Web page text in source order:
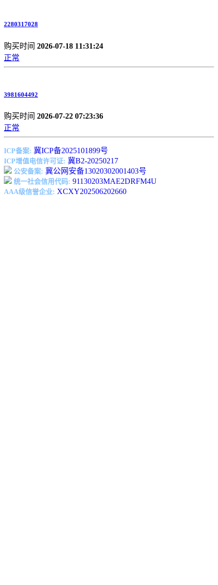
2280317028
购买时间 2026-07-18 11:31:24
正常
3981604492
购买时间 2026-07-22 07:23:36
正常
ICP备案: 冀ICP备2025101899号
ICP增值电信许可证: 冀B2-20250217
公安备案: 冀公网安备13020302001403号
统一社会信用代码: 91130203MAE2DRFM4U
AAA级信誉企业: XCXY202506202660